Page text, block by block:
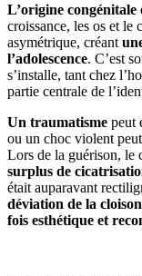
L’origine congénitale
croissance, les os et le
asymétrique, créant
l’adolescence. C’est
s’installe, tant chez
partie centrale de
Un traumatisme peut
ou un choc violent
Lors de la guérison, le
surplus de
était auparavant
déviation de la
fois esthétique et